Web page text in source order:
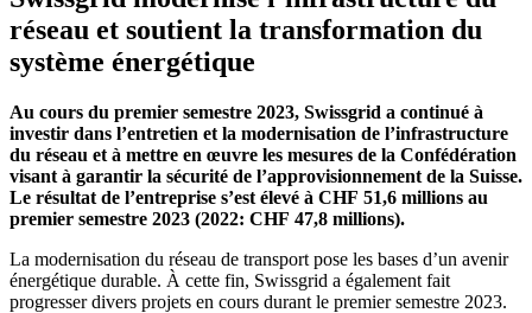
réseau et soutient la transformation du
système énergétique
Au cours du premier semestre 2023, Swissgrid a continué à
investir dans l’entretien et la modernisation de l’infrastructure
du réseau et à mettre en œuvre les mesures de la Confédération
visant à garantir la sécurité de l’approvisionnement de la Suisse.
Le résultat de l’entreprise s’est élevé à CHF 51,6 millions au
premier semestre 2023 (2022: CHF 47,8 millions).
La modernisation du réseau de transport pose les bases d’un avenir
énergétique durable. À cette fin, Swissgrid a également fait
progresser divers projets en cours durant le premier semestre 2023.